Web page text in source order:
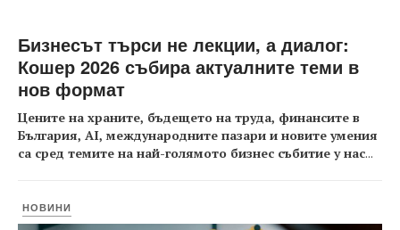
Бизнесът търси не лекции, а диалог:
Кошер 2026 събира актуалните теми в
нов формат
Цените на храните, бъдещето на труда, финансите в
България, AI, международните пазари и новите умения
са сред темите на най-голямото бизнес събитие у нас...
НОВИНИ